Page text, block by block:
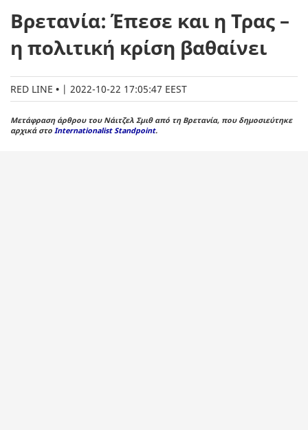
Βρετανία: Έπεσε και η Τρας –
η πολιτική κρίση βαθαίνει
RED LINE | 2022-10-22 17:05:47 EEST
Μετάφραση άρθρου του Νάιτζελ Σμιθ από τη Βρετανία, που δημοσιεύτηκε
αρχικά στο Internationalist Standpoint.